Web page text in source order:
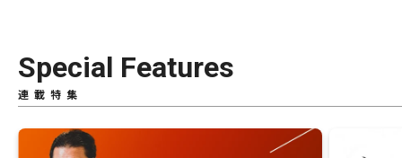
Special Features
連載特集